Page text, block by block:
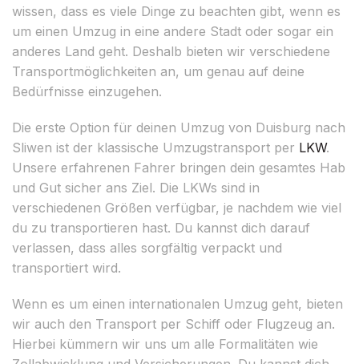
wissen, dass es viele Dinge zu beachten gibt, wenn es
um einen Umzug in eine andere Stadt oder sogar ein
anderes Land geht. Deshalb bieten wir verschiedene
Transportmöglichkeiten an, um genau auf deine
Bedürfnisse einzugehen.
Die erste Option für deinen Umzug von Duisburg nach
Sliwen ist der klassische Umzugstransport per LKW.
Unsere erfahrenen Fahrer bringen dein gesamtes Hab
und Gut sicher ans Ziel. Die LKWs sind in
verschiedenen Größen verfügbar, je nachdem wie viel
du zu transportieren hast. Du kannst dich darauf
verlassen, dass alles sorgfältig verpackt und
transportiert wird.
Wenn es um einen internationalen Umzug geht, bieten
wir auch den Transport per Schiff oder Flugzeug an.
Hierbei kümmern wir uns um alle Formalitäten wie